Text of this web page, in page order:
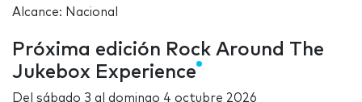
Alcance: Nacional
Próxima edición Rock Around The
Jukebox Experience
Del sábado 3 al domingo 4 octubre 2026